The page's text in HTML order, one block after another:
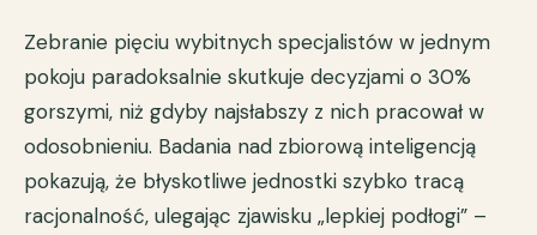
Zebranie pięciu wybitnych specjalistów w jednym
pokoju paradoksalnie skutkuje decyzjami o 30%
gorszymi, niż gdyby najsłabszy z nich pracował w
odosobnieniu. Badania nad zbiorową inteligencją
pokazują, że błyskotliwe jednostki szybko tracą
racjonalność, ulegając zjawisku „lepkiej podłogi” –